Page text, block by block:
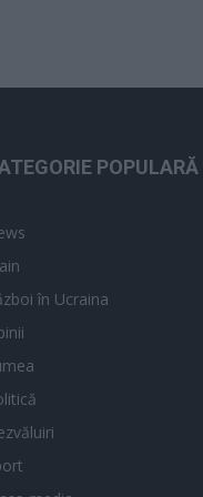
POPULARĂ
în Ucraina